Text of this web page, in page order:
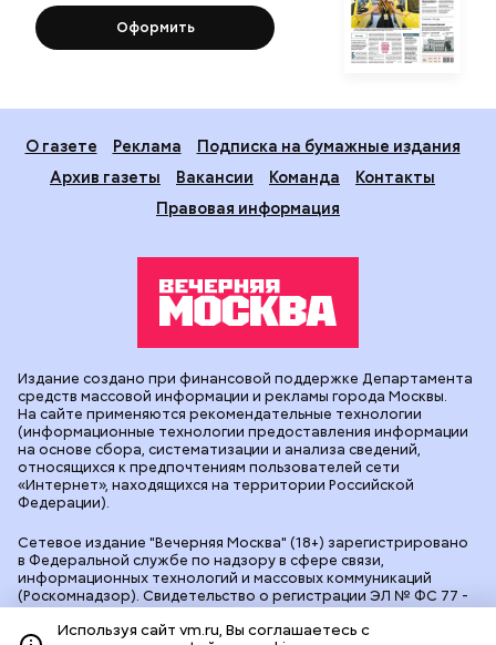
Оформить
О газете Реклама
Подписка на бумажные издания
Архив газеты
Вакансии Команда
Контакты
Правовая информация
Сетевое издание "Вечерняя Москва" (18+) зарегистрировано
в Федеральной службе по надзору в сфере связи,
информационных технологий и массовых коммуникаций
(Роскомнадзор). Свидетельство о регистрации ЭЛ № ФС 77 -
90524 от 09.12.2025. Учредитель: АО "Редакция газеты
"Вечерняя Москва". Главный редакторvm.ru: Александр
Издание создано при финансовой поддержке Департамента
средств массовой информации и рекламы города Москвы.
На сайте применяются рекомендательные технологии
(информационные технологии предоставления информации
на основе сбора, систематизации и анализа сведений,
относящихся к предпочтениям пользователей сети
«Интернет», находящихся на территории Российской
Федерации).
Используя сайт vm.ru, Вы соглашаетесь с